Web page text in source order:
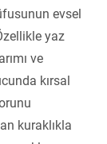
evsel
yaz
ve
kırsal
kuraklıkla